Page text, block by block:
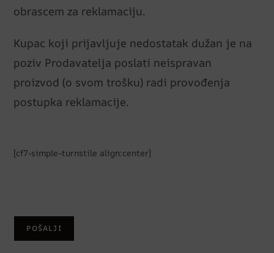
obrascem za reklamaciju.
Kupac koji prijavljuje nedostatak dužan je na
poziv Prodavatelja poslati neispravan
proizvod (o svom trošku) radi provođenja
postupka reklamacije.
[cf7-simple-turnstile align:center]